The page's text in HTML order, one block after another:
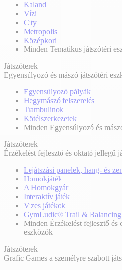
Kaland
Vízi
City
Metropolis
Középkori
Minden Tematikus játszótéri
Játszóterek
Egyensúlyozó és mászó játszótéri
Egyensúlyozó pályák
Hegymászó felszerelés
Trambulinok
Kötélszerkezetek
Minden Egyensúlyozó és
Játszóterek
Érzékelést fejlesztő és oktató jellegű
Lejátszási panelek, hang- és
Homokjáték
A Homokgyár
Interaktív játék
Vizes játékok
GymLudic® Trail & Balancing
Minden Érzékelést fejlesztő és
eszközök
Játszóterek
Grafic Games a személyre szabott